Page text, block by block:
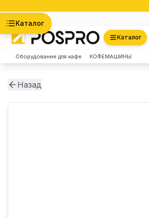
Каталог
Каталог
Оборудование для кафе КОФЕМАШИНЫ
Назад